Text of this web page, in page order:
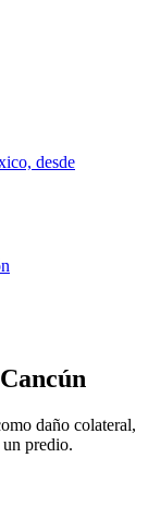
desde
daño colateral,
un predio.